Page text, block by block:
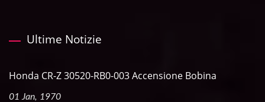
Ultime Notizie
Honda CR-Z 30520-RB0-003 Accensione Bobina
01 Jan, 1970